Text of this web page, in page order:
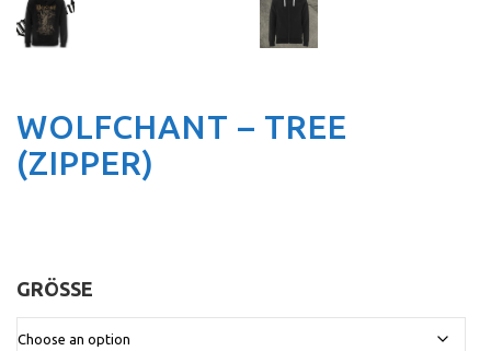
WOLFCHANT – TREE
(ZIPPER)
GRÖSSE